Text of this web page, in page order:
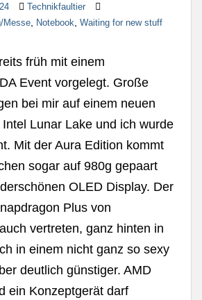
Technikfaultier
Messe Notebook Waiting for new stuff
früh mit einem
Event vorgelegt. Große
bei mir auf einem neuen
Lunar Lake und ich wurde
Mit der Aura Edition kommt
sogar auf 980g gepaart
OLED Display. Der
Plus von
vertreten, ganz hinten in
in einem nicht ganz so sexy
deutlich günstiger. AMD
ein Konzeptgerät darf